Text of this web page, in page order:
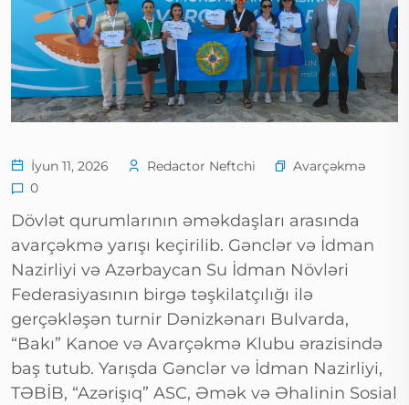
İyun 11, 2026 Redactor Neftchi
Avarçəkmə
0
Dövlət qurumlarının əməkdaşları arasında
avarçəkmə yarışı keçirilib. Gənclər və İdman
Nazirliyi və Azərbaycan Su İdman Növləri
Federasiyasının birgə təşkilatçılığı ilə
gerçəkləşən turnir Dənizkənarı Bulvarda,
“Bakı” Kanoe və Avarçəkmə Klubu ərazisində
baş tutub. Yarışda Gənclər və İdman Nazirliyi,
TƏBİB, “Azərişıq” ASC, Əmək və Əhalinin Sosial